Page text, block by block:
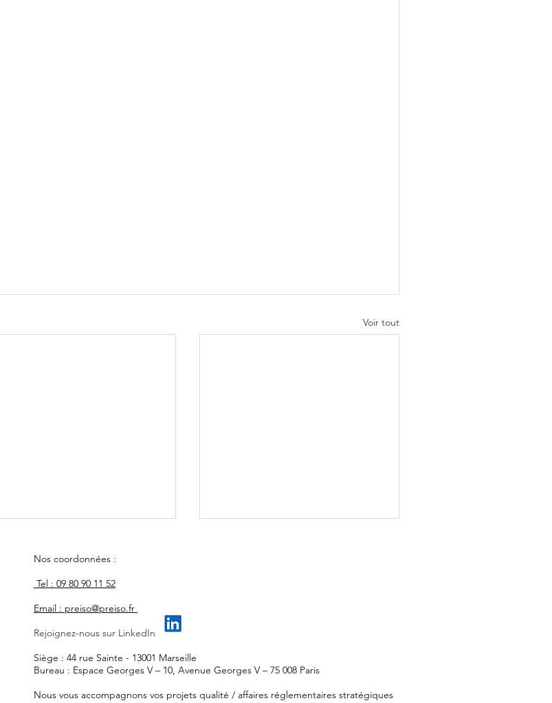
Voir tout
Comment évaluer les
performances cliniques de
diagnostic in vitro ?
Dispositifs Médicaux :
réglementaires
Nos coordonnées :
Tel : 09 80 90 11 52
Email : preiso@preiso.fr
Rejoignez-nous sur LinkedIn
Siège : 44 rue Sainte - 13001 Marseille
Bureau : Espace Georges V – 10, Avenue Georges V – 75 008 Paris
Nous vous accompagnons vos projets qualité / affaires réglementaires stratégiques